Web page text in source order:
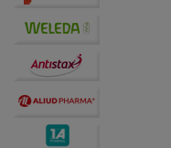
Drittseiten
Bitte beachten Sie,
Dritte wie z.B.
übertragen werden.